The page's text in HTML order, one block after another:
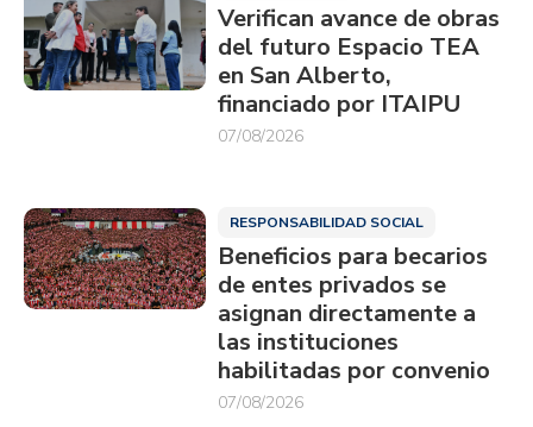
Verifican avance de obras
del futuro Espacio TEA
en San Alberto,
financiado por ITAIPU
07/08/2026
RESPONSABILIDAD SOCIAL
Beneficios para becarios
de entes privados se
asignan directamente a
las instituciones
habilitadas por convenio
07/08/2026